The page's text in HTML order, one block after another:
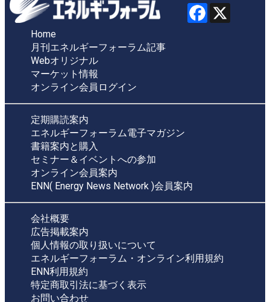
Home
月刊エネルギーフォーラム記事
Webオリジナル
マーケット情報
オンライン会員ログイン
定期購読案内
エネルギーフォーラム電子マガジン
書籍案内と購入
セミナー＆イベントへの参加
オンライン会員案内
ENN( Energy News Network )会員案内
会社概要
広告掲載案内
個人情報の取り扱いについて
エネルギーフォーラム・オンライン利用規約
ENN利用規約
特定商取引法に基づく表示
お問い合わせ